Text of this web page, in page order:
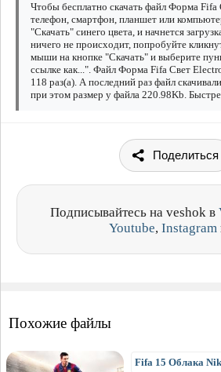
Чтобы бесплатно скачать файл Форма
телефон, смартфон, планшет или
"Скачать" синего цвета, и начнется
ничего не происходит, попробуйте
мыши на кнопке "Скачать" и выберите
ссылке как...". Файл Форма Fifa Свет
118 раз(а). А последний раз файл
при этом размер у файла 220.98Kb.
Поделиться
Подписывайтесь на veshok в
Youtube, Instagram
Похожие файлы
Fifa 15 Облака